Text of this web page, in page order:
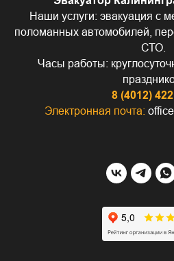
Наши услуги: эвакуация с
поломанных автомобилей,
СТО.
Часы работы:
8 (4012)
Электронная почта: